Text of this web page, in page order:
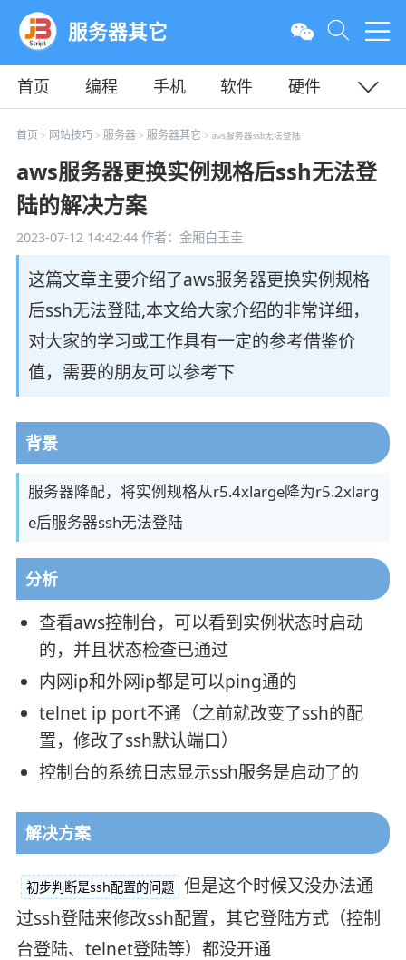
服务器其它
首页 编程 手机 软件
硬件
教程
平面 服务器
首页 > 网站技巧 > 服务器> 服务器其它 > aws服务器ssh无法登陆
aws服务器更换实例规格后ssh无法登
陆的解决方案
2023-07-12 14:42:44作者：金厢白玉圭
这篇文章主要介绍了aws服务器更换实例规格
后ssh无法登陆,本文给大家介绍的非常详细，
对大家的学习或工作具有一定的参考借鉴价
值，需要的朋友可以参考下
背景
服务器降配，将实例规格从r5.4xlarge降为r5.2xlarg
e后服务器ssh无法登陆
分析
查看aws控制台，可以看到实例状态时启动
的，并且状态检查已通过
内网ip和外网ip都是可以ping通的
telnet ip port不通（之前就改变了ssh的配
置，修改了ssh默认端口）
控制台的系统日志显示ssh服务是启动了的
解决方案
初步判断是ssh配置的问题 但是这个时候又没办法通
过ssh登陆来修改ssh配置，其它登陆方式（控制
台登陆、telnet登陆等）都没开通